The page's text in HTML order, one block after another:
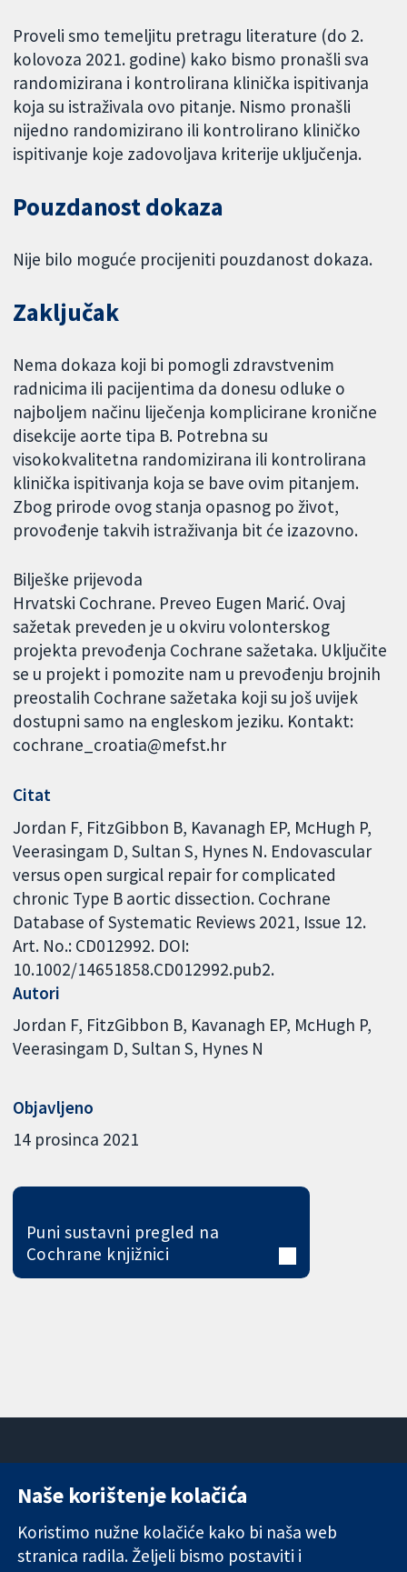
Proveli smo temeljitu pretragu literature (do 2.
kolovoza 2021. godine) kako bismo pronašli sva
randomizirana i kontrolirana klinička ispitivanja
koja su istraživala ovo pitanje. Nismo pronašli
nijedno randomizirano ili kontrolirano kliničko
ispitivanje koje zadovoljava kriterije uključenja.
Pouzdanost dokaza
Nije bilo moguće procijeniti pouzdanost dokaza.
Zaključak
Nema dokaza koji bi pomogli zdravstvenim
radnicima ili pacijentima da donesu odluke o
najboljem načinu liječenja komplicirane kronične
disekcije aorte tipa B. Potrebna su
visokokvalitetna randomizirana ili kontrolirana
klinička ispitivanja koja se bave ovim pitanjem.
Zbog prirode ovog stanja opasnog po život,
provođenje takvih istraživanja bit će izazovno.
Bilješke prijevoda
Hrvatski Cochrane. Preveo Eugen Marić. Ovaj
sažetak preveden je u okviru volonterskog
projekta prevođenja Cochrane sažetaka. Uključite
se u projekt i pomozite nam u prevođenju brojnih
preostalih Cochrane sažetaka koji su još uvijek
dostupni samo na engleskom jeziku. Kontakt:
cochrane_croatia@mefst.hr
Citat
Jordan F, FitzGibbon B, Kavanagh EP, McHugh P,
Veerasingam D, Sultan S, Hynes N. Endovascular
versus open surgical repair for complicated
chronic Type B aortic dissection. Cochrane
Database of Systematic Reviews 2021, Issue 12.
Art. No.: CD012992. DOI:
10.1002/14651858.CD012992.pub2.
Autori
Jordan F FitzGibbon B Kavanagh EP McHugh P
Veerasingam D Sultan S Hynes N
Objavljeno
14 prosinca 2021
Puni sustavni pregled na
Cochrane knjižnici
Pouzdani dokazi.
Utemeljeni
11-13 Cavendish
London
W1G 0AN
Novosti
Naše korištenje kolačića
Koristimo nužne kolačiće kako bi naša web
stranica radila. Željeli bismo postaviti i